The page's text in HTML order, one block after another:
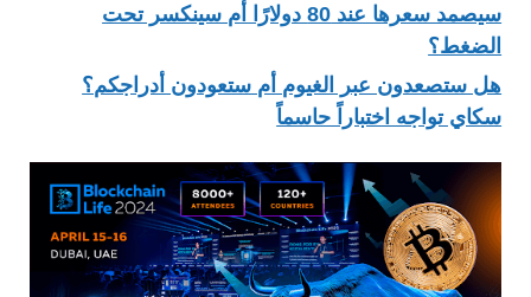
سيصمد سعرها عند 80 دولارًا أم سينكسر تحت
الضغط؟
هل ستصعدون عبر الغيوم أم ستعودون أدراجكم؟
سكاي تواجه اختباراً حاسماً